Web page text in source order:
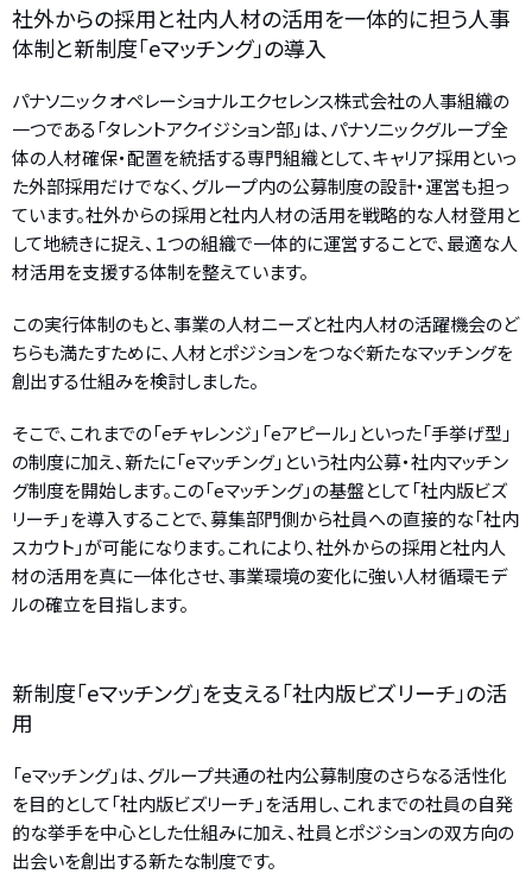
社外からの採用と社内人材の活用を一体的に担う人事
体制と新制度「eマッチング」の導入
パナソニック オペレーショナルエクセレンス株式会社の人事組織の
一つである「タレントアクイジション部」は、パナソニックグループ全
体の人材確保・配置を統括する専門組織として、キャリア採用といっ
た外部採用だけでなく、グループ内の公募制度の設計・運営も担っ
ています。社外からの採用と社内人材の活用を戦略的な人材登用と
して地続きに捉え、１つの組織で一体的に運営することで、最適な人
材活用を支援する体制を整えています。
この実行体制のもと、事業の人材ニーズと社内人材の活躍機会のど
ちらも満たすために、人材とポジションをつなぐ新たなマッチングを
創出する仕組みを検討しました。
そこで、これまでの「eチャレンジ」「eアピール」といった「手挙げ型」
の制度に加え、新たに「eマッチング」という社内公募・社内マッチン
グ制度を開始します。この「eマッチング」の基盤として「社内版ビズ
リーチ」を導入することで、募集部門側から社員への直接的な「社内
スカウト」が可能になります。これにより、社外からの採用と社内人
材の活用を真に一体化させ、事業環境の変化に強い人材循環モデ
ルの確立を目指します。
新制度「eマッチング」を支える「社内版ビズリーチ」の活
用
「eマッチング」は、グループ共通の社内公募制度のさらなる活性化
を目的として「社内版ビズリーチ」を活用し、これまでの社員の自発
的な挙手を中心とした仕組みに加え、社員とポジションの双方向の
出会いを創出する新たな制度です。